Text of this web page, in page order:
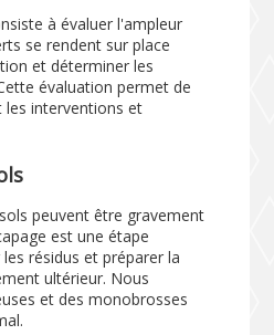
à évaluer l'ampleur
se rendent sur place
et déterminer les
évaluation permet de
les interventions et
peuvent être gravement
est une étape
résidus et préparer la
ultérieur. Nous
et des monobrosses